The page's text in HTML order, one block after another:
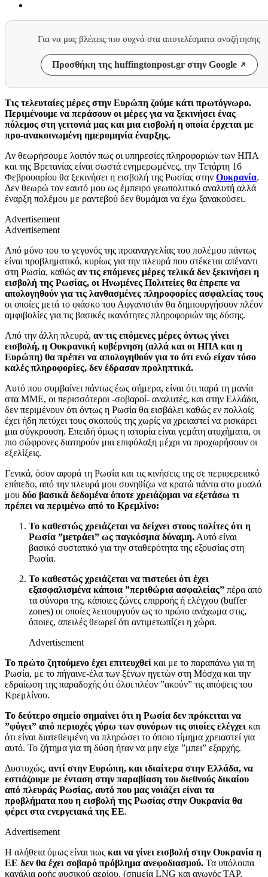
Για να μας βλέπεις πιο συχνά στα αποτελέσματα αναζήτησης
Προσθήκη της huffingtonpost.gr στην Google
Τις τελευταίες μέρες στην Ευρώπη ζούμε κάτι πρωτόγνωρο.
Περιμένουμε να περάσουν οι μέρες για να ξεκινήσει ένας
πόλεμος στη γειτονιά μας και μια εισβολή η οποία έρχεται με
προ-ανακοινωμένη ημερομηνία έναρξης.
Αν θεωρήσουμε λοιπόν πως οι υπηρεσίες πληροφοριών των ΗΠΑ
και της Βρετανίας είναι σωστά ενημερωμένες, την Τετάρτη 16
Φεβρουαρίου θα ξεκινήσει η εισβολή της Ρωσίας στην Ουκρανία.
Δεν θεωρώ τον εαυτό μου ως έμπειρο γεωπολιτικό αναλυτή αλλά
έναρξη πολέμου με ραντεβού δεν θυμάμαι να έχω ξανακούσει.
Advertisement
Advertisement
Από μόνο του το γεγονός της προαναγγελίας του πολέμου πάντως
είναι προβληματικό, κυρίως για την πλευρά που στέκεται απέναντι
στη Ρωσία, καθώς αν τις επόμενες μέρες τελικά δεν ξεκινήσει η
εισβολή της Ρωσίας, οι Ηνωμένες Πολιτείες θα έπρεπε να
απολογηθούν για τις λανθασμένες πληροφορίες ασφαλείας τους
οι οποίες μετά το φιάσκο του Αφγανιστάν θα δημιουργήσουν πλέον
αμφιβολίες για τις βασικές ικανότητες πληροφοριών της δύσης.
Από την άλλη πλευρά, αν τις επόμενες μέρες όντως γίνει
εισβολή, η Ουκρανική κυβέρνηση (αλλά και οι ΗΠΑ και η
Ευρώπη) θα πρέπει να απολογηθούν για το ότι ενώ είχαν τόσο
καλές πληροφορίες, δεν έδρασαν προληπτικά.
Αυτό που συμβαίνει πάντως έως σήμερα, είναι ότι παρά τη μανία
στα ΜΜΕ, οι περισσότεροι -σοβαροί- αναλυτές, και στην Ελλάδα,
δεν περιμένουν ότι όντως η Ρωσία θα εισβάλει καθώς εν πολλοίς
έχει ήδη πετύχει τους σκοπούς της χωρίς να χρειαστεί να ρισκάρει
μια σύγκρουση. Επειδή όμως η ιστορία είναι γεμάτη ατυχήματα, οι
πιο σώφρονες διατηρούν μια επιφύλαξη μέχρι να προχωρήσουν οι
εξελίξεις.
Γενικά, όσον αφορά τη Ρωσία και τις κινήσεις της σε περιφερειακό
επίπεδο, από την πλευρά μου συνηθίζω να κρατώ πάντα στο μυαλό
μου δύο βασικά δεδομένα όποτε χρειάζομαι να εξετάσω τι
πρέπει να περιμένω από το Κρεμλίνο:
Το καθεστώς χρειάζεται να δείχνει στους πολίτες ότι η
Ρωσία ”μετράει” ως παγκόσμια δύναμη. Αυτό είναι
βασικό συστατικό για την σταθερότητα της εξουσίας στη
Ρωσία.
Το καθεστώς χρειάζεται να πιστεύει ότι έχει
εξασφαλισμένα κάποια ”περιθώρια ασφαλείας” πέρα από
τα σύνορα της, κάποιες ζώνες επιρροής ή ελέγχου (buffer
zones) οι οποίες λειτουργούν ως το πρώτο ανάχωμα στις,
όποιες, απειλές θεωρεί ότι αντιμετωπίζει η χώρα.
Advertisement
Το πρώτο ζητούμενο έχει επιτευχθεί και με το παραπάνω για τη
Ρωσία, με το πήγαινε-έλα των ξένων ηγετών στη Μόσχα και την
εδραίωση της παραδοχής ότι όλοι πλέον ”ακούν” τις απόψεις του
Κρεμλίνου.
Το δεύτερο σημείο σημαίνει ότι η Ρωσία δεν πρόκειται να
”φύγει” από περιοχές γύρω των συνόρων τις οποίες ελέγχει και
ότι είναι διατεθειμένη να πληρώσει το όποιο τίμημα χρειαστεί για
αυτό. Το ζήτημα για τη δύση ήταν να μην είχε ”μπει” εξαρχής.
Δυστυχώς, αντί στην Ευρώπη, και ιδιαίτερα στην Ελλάδα, να
εστιάζουμε με ένταση στην παραβίαση του διεθνούς δικαίου
από πλευράς Ρωσίας, αυτό που μας νοιάζει είναι τα
προβλήματα που η εισβολή της Ρωσίας στην Ουκρανία θα
φέρει στα ενεργειακά της ΕΕ.
Advertisement
Η αλήθεια όμως είναι πως και να γίνει εισβολή στην Ουκρανία η
ΕΕ δεν θα έχει σοβαρό πρόβλημα ανεφοδιασμού. Τα υπόλοιπα
κανάλια ροής φυσικού αερίου, (σημεία LNG και αγωγός ΤΑP,